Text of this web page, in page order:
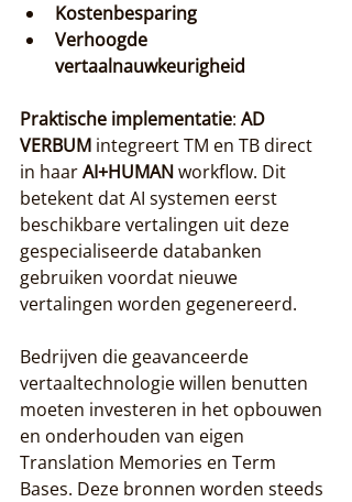
Kostenbesparing
Verhoogde
vertaalnauwkeurigheid
Praktische implementatie: AD
VERBUM integreert TM en TB direct
in haar AI+HUMAN workflow. Dit
betekent dat AI systemen eerst
beschikbare vertalingen uit deze
gespecialiseerde databanken
gebruiken voordat nieuwe
vertalingen worden gegenereerd.
Bedrijven die geavanceerde
vertaaltechnologie willen benutten
moeten investeren in het opbouwen
en onderhouden van eigen
Translation Memories en Term
Bases. Deze bronnen worden steeds